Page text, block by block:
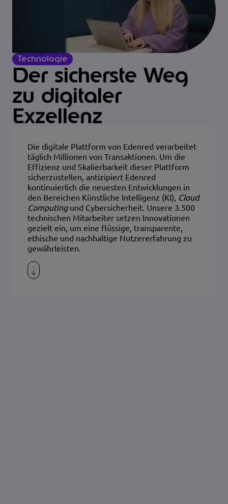
Technologie
Der sicherste Weg
zu digitaler
Exzellenz
Die digitale Plattform von Edenred verarbeitet
täglich Millionen von Transaktionen. Um die
Effizienz und Skalierbarkeit dieser Plattform
sicherzustellen, antizipiert Edenred
kontinuierlich die neuesten Entwicklungen in
den Bereichen Künstliche Intelligenz (KI), Cloud
Computingund Cybersicherheit. Unsere 3.500
technischen Mitarbeiter setzen Innovationen
gezielt ein, um eine flüssige, transparente,
ethische und nachhaltige Nutzererfahrung zu
gewährleisten.